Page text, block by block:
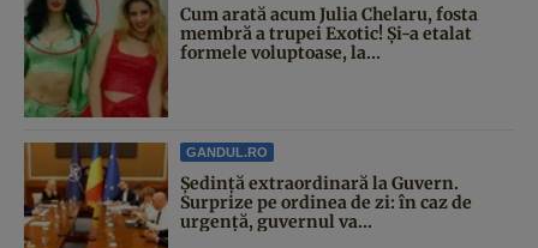
Cum arată acum Julia Chelaru, fosta
membră a trupei Exotic! Și-a etalat
formele voluptoase, la...
GANDUL.RO
Şedinţă extraordinară la Guvern.
Surprize pe ordinea de zi: în caz de
urgență, guvernul va...